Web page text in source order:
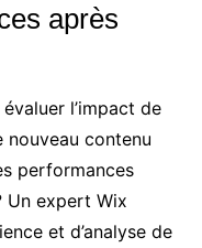
après
l’impact de
contenu
performances
Un expert Wix
et d’analyse de